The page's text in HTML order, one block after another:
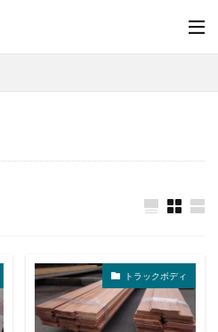
トラックボディ